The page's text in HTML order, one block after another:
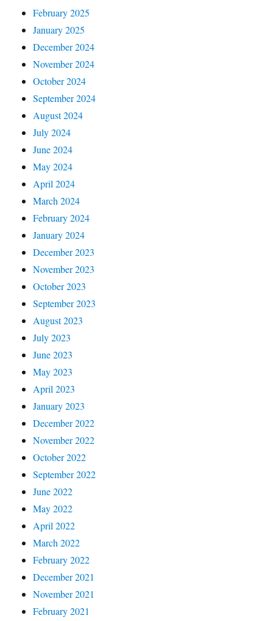
February 2025
January 2025
December 2024
November 2024
October 2024
September 2024
August 2024
July 2024
June 2024
May 2024
April 2024
March 2024
February 2024
January 2024
December 2023
November 2023
October 2023
September 2023
August 2023
July 2023
June 2023
May 2023
April 2023
January 2023
December 2022
November 2022
October 2022
September 2022
June 2022
May 2022
April 2022
March 2022
February 2022
December 2021
November 2021
February 2021